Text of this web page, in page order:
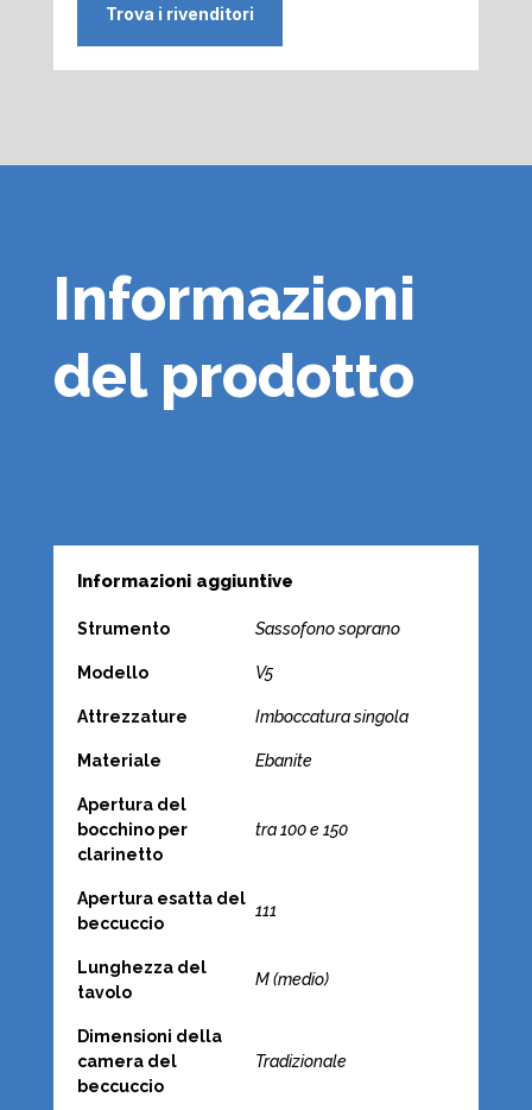
Trova i rivenditori
Informazioni
del prodotto
Informazioni aggiuntive
Strumento Sassofono soprano
Modello V5
Attrezzature Imboccatura singola
Materiale Ebanite
Apertura del
bocchino per
clarinetto
tra 100 e 150
Apertura esatta del
beccuccio
111
Lunghezza del
tavolo
M (medio)
Dimensioni della
camera del
beccuccio
Tradizionale